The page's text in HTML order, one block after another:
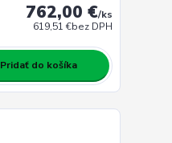
762,00 €/ks
619,51 €bez DPH
Pridať do košíka